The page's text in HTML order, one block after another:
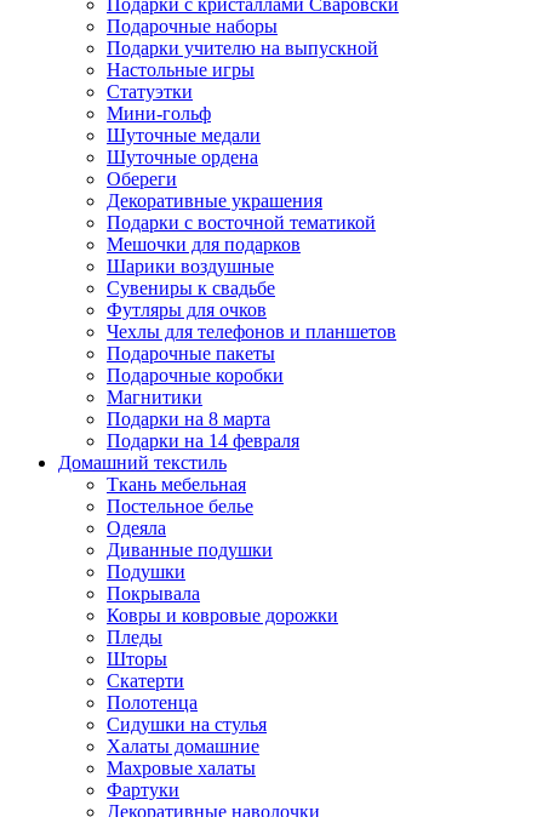
Подарки с кристаллами Сваровски
Подарочные наборы
Подарки учителю на выпускной
Настольные игры
Статуэтки
Мини-гольф
Шуточные медали
Шуточные ордена
Обереги
Декоративные украшения
Подарки с восточной тематикой
Мешочки для подарков
Шарики воздушные
Сувениры к свадьбе
Футляры для очков
Чехлы для телефонов и планшетов
Подарочные пакеты
Подарочные коробки
Магнитики
Подарки на 8 марта
Подарки на 14 февраля
Домашний текстиль
Ткань мебельная
Постельное белье
Одеяла
Диванные подушки
Подушки
Покрывала
Ковры и ковровые дорожки
Пледы
Шторы
Скатерти
Полотенца
Сидушки на стулья
Халаты домашние
Махровые халаты
Фартуки
Декоративные наволочки